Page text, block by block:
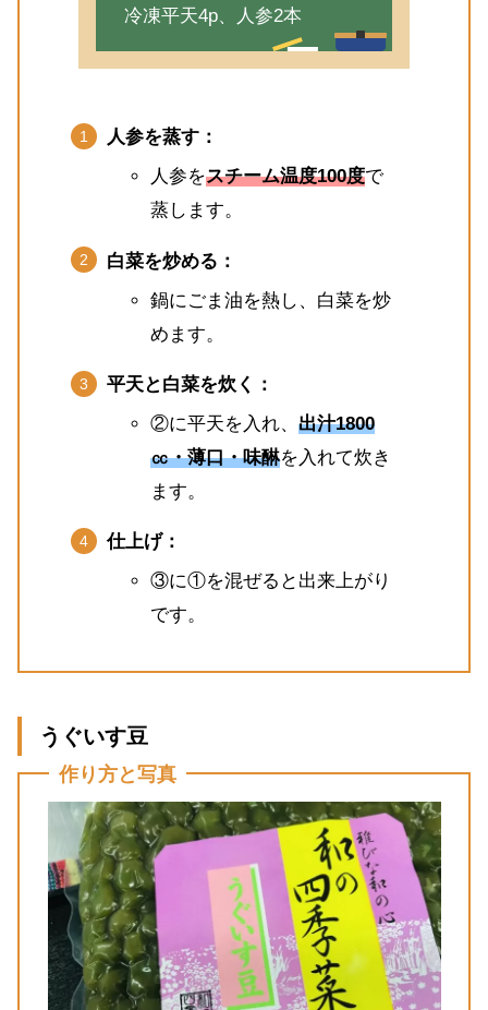
冷凍平天4p、人参2本
人参を蒸す：
人参をスチーム温度100度で
蒸します。
白菜を炒める：
鍋にごま油を熱し、白菜を炒
めます。
平天と白菜を炊く：
②に平天を入れ、 出汁1800
㏄・薄口・味醂を入れて炊き
ます。
仕上げ：
③に①を混ぜると出来上がり
です。
うぐいす豆
作り方と写真